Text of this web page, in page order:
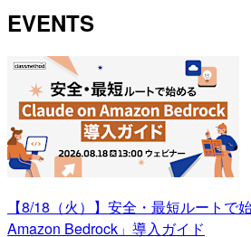
EVENTS
【8/18（火）】安全・最短ルートで
Amazon Bedrock」導入ガイド